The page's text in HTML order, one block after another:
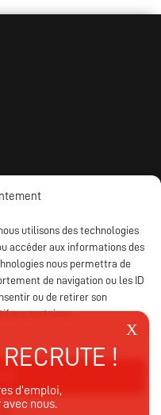
utilisons des technologies
accéder aux informations des
nous permettra de
de navigation ou les ID
ou de retirer son
sur certaines
d’emploi,
nous.